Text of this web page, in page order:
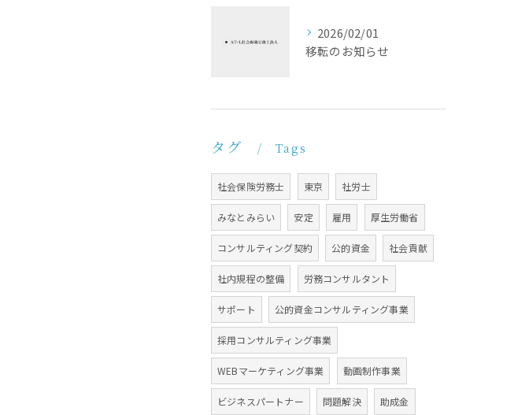
2026/02/01
移転のお知らせ
タグ Tags
社会保険労務士 東京 社労士
みなとみらい 安定 雇用 厚生労働省
コンサルティング契約 公的資金 社会貢献
社内規程の整備 労務コンサルタント
サポート 公的資金コンサルティング事業
採用コンサルティング事業
WEBマーケティング事業 動画制作事業
ビジネスパートナー 問題解決 助成金